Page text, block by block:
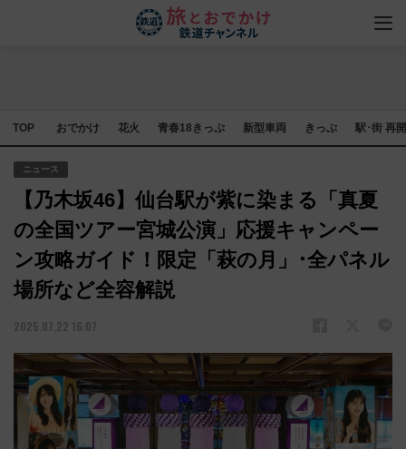
TOP おでかけ 花火 青春18きっぷ 新型車両 きっぷ 駅･街 再
ニュース
【乃木坂46】仙台駅が紫に染まる「真夏
の全国ツアー宮城公演」応援キャンペー
ン攻略ガイド！限定「萩の月」･全パネル
場所など全容解説
2025.07.22 16:07